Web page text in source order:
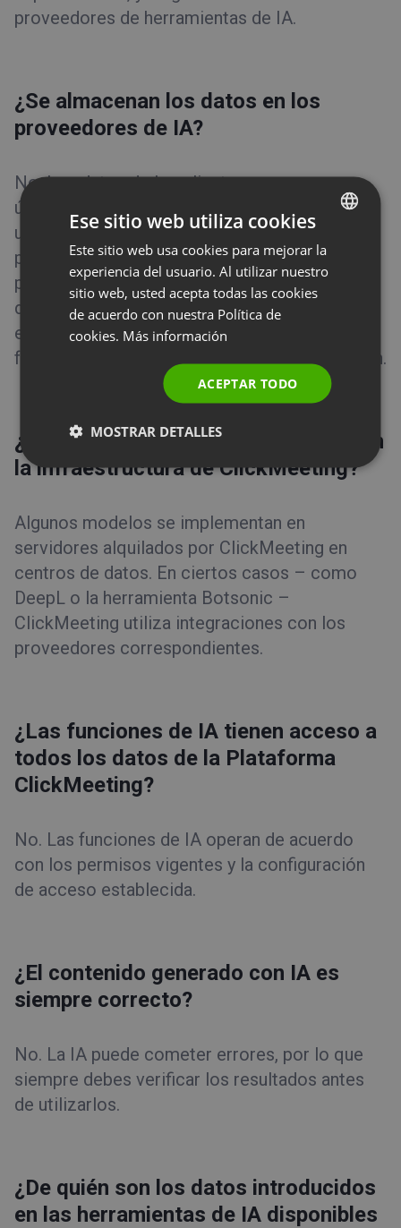
proveedores de herramientas de IA.
¿Se almacenan los datos en los
proveedores de IA?
No. Los datos de los clientes se procesan
únicamente cuando una función de IA está en
uso activo y no se almacenan en los
proveedores de IA una vez finalizado el
procesamiento (política de retención cero de
datos). Los datos transmitidos se limitan
estrictamente a los necesarios para el
funcionamiento de la función de IA en cuestión.
¿Los modelos de IA están alojados en
la infraestructura de ClickMeeting?
Algunos modelos se implementan en
servidores alquilados por ClickMeeting en
centros de datos. En ciertos casos – como
DeepL o la herramienta Botsonic –
ClickMeeting utiliza integraciones con los
proveedores correspondientes.
¿Las funciones de IA tienen acceso a
todos los datos de la Plataforma
ClickMeeting?
No. Las funciones de IA operan de acuerdo
con los permisos vigentes y la configuración
de acceso establecida.
¿El contenido generado con IA es
siempre correcto?
No. La IA puede cometer errores, por lo que
siempre debes verificar los resultados antes
de utilizarlos.
¿De quién son los datos introducidos
en las herramientas de IA disponibles
ENGLISH
FRENCH
RUSSIAN
SPANISH
Ese sitio web utiliza cookies
Este sitio web usa cookies para mejorar la
experiencia del usuario. Al utilizar nuestro
sitio web, usted acepta todas las cookies
de acuerdo con nuestra Política de
cookies. Más información
ACEPTAR TODO
MOSTRAR DETALLES